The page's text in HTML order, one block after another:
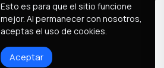
Esto es para que el sitio funcione
mejor. Al permanecer con nosotros,
aceptas el uso de cookies.
Aceptar